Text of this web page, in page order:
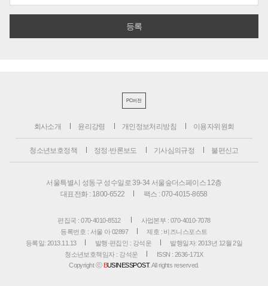
PC버전
회사소개 윤리강령 개인정보처리방침 이용자위원회
청소년보호정책 정정·반론보도 기사심의규정 불편신고
서울특별시 성동구 성수일로 39-34 서울숲더스페이스 12층
대표전화 : 1800-6522
팩스 : 070-4015-8658
편집국 : 070-4010-8512
사업본부 : 070-4010-7078
등록번호 : 서울 아 02897
제호 : 비즈니스포스트
등록일: 2013.11.13
발행·편집인 : 강석운
발행일자: 2013년 12월 2일
청소년보호책임자 : 강석운
ISSN : 2636-171X
Copyright ⓒ BUSINESSPOST. All rights reserved.